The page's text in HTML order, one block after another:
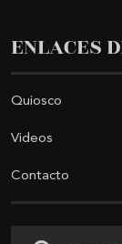
ENLACES
Quiosco
Videos
Contacto